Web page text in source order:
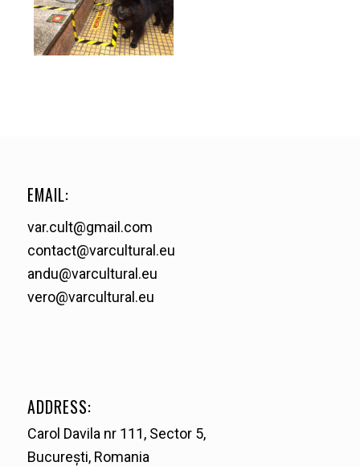
EMAIL:
var.cult@gmail.com
contact@varcultural.eu
andu@varcultural.eu
vero@varcultural.eu
ADDRESS:
Carol Davila nr 111, Sector 5,
București, Romania